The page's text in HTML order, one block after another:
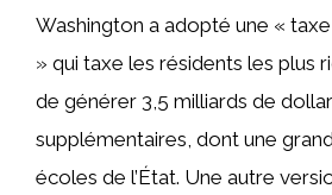
Washington a adopté une «
» qui taxe les résidents les plus
de générer 3,5 milliards de
supplémentaires, dont une
écoles de l’État. Une autre